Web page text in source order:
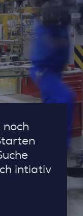
intiativ